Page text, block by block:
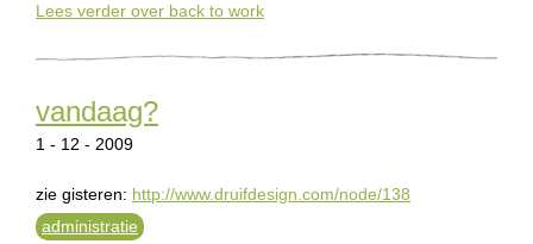
Lees verder over back to work
vandaag?
1 - 12 - 2009
zie gisteren: http://www.druifdesign.com/node/138
administratie